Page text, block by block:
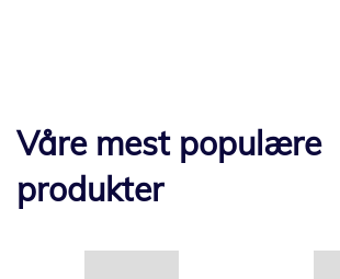
Våre mest populære
produkter